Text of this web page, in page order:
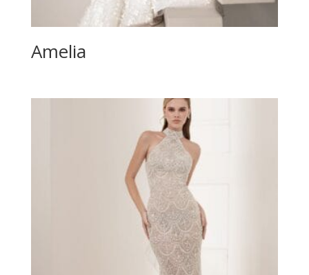
Amelia